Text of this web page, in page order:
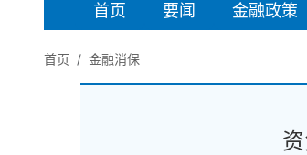
首页 要闻 金融政策
首页 金融消保